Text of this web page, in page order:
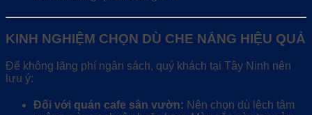
KINH NGHIỆM CHỌN DÙ CHE NẮNG HIỆU QUẢ
Để không lãng phí ngân sách, quý khách tại Tây Ninh nên
lưu ý:
Đối với quán cafe sân vườn: Nên chọn dù lệch tâm